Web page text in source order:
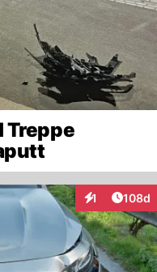
Treppe
1
Interaktionen
108d